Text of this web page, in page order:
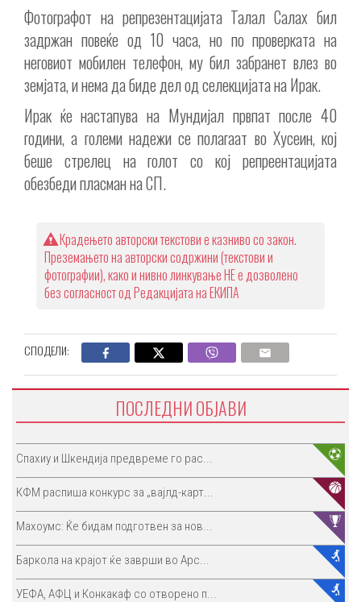
Фотографот на репрезентацијата Талал Салах бил
задржан повеќе од 10 часа, но по проверката на
неговиот мобилен телефон, му бил забранет влез во
земјата, и нема да биде дел од селекцијата на Ирак.
Ирак ќе настапува на Мундијал првпат после 40
години, а големи надежи се полагаат во Хусеин, кој
беше стрелец на голот со кој репреентацијата
обезбеди пласман на СП.
Крадењето авторски текстови е казниво со закон.
Преземањето на авторски содржини (текстови и
фотографии), како и нивно линкување НЕ е дозволено
без согласност од Редакцијата на ЕКИПА
СПОДЕЛИ:
ПОСЛЕДНИ ОБЈАВИ
Спахиу и Шкендија предвреме го рас...
КФМ распиша конкурс за „вајлд-карт...
Махоумс: Ќе бидам подготвен за нов...
Баркола на крајот ќе заврши во Арс...
УЕФА, АФЦ и Конкакаф со отворено п...